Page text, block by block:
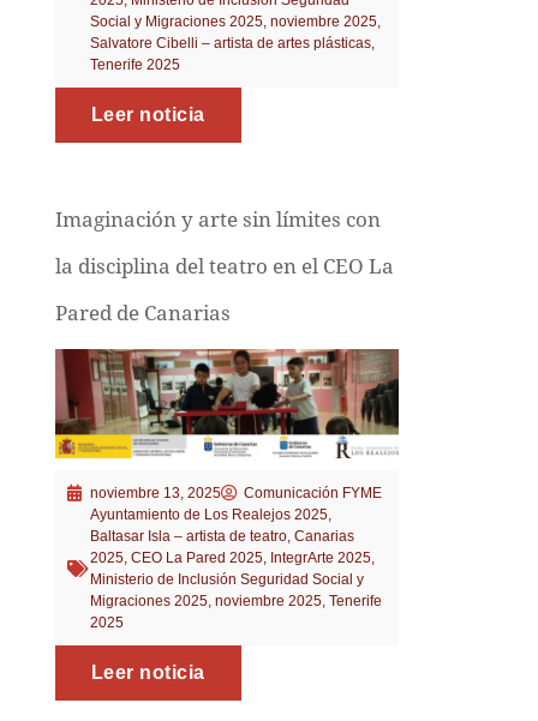
Social y Migraciones 2025, noviembre 2025,
Salvatore Cibelli – artista de artes plásticas,
Tenerife 2025
Leer noticia
Imaginación y arte sin límites con
la disciplina del teatro en el CEO La
Pared de Canarias
noviembre 13, 2025
Comunicación FYME
Ayuntamiento de Los Realejos 2025,
Baltasar Isla – artista de teatro, Canarias
2025, CEO La Pared 2025, IntegrArte 2025,
Ministerio de Inclusión Seguridad Social y
Migraciones 2025, noviembre 2025, Tenerife
2025
Leer noticia